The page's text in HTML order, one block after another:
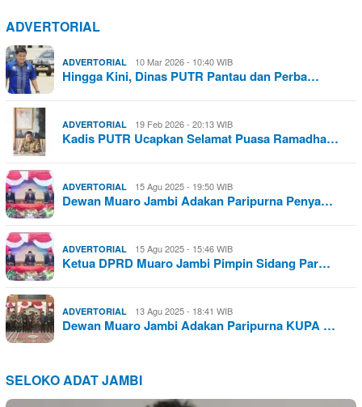
ADVERTORIAL
ADVERTORIAL 10 Mar 2026 - 10:40 WIB
Hingga Kini, Dinas PUTR Pantau dan Perba…
ADVERTORIAL 19 Feb 2026 - 20:13 WIB
Kadis PUTR Ucapkan Selamat Puasa Ramadha…
ADVERTORIAL 15 Agu 2025 - 19:50 WIB
Dewan Muaro Jambi Adakan Paripurna Penya…
ADVERTORIAL 15 Agu 2025 - 15:46 WIB
Ketua DPRD Muaro Jambi Pimpin Sidang Par…
ADVERTORIAL 13 Agu 2025 - 18:41 WIB
Dewan Muaro Jambi Adakan Paripurna KUPA …
SELOKO ADAT JAMBI